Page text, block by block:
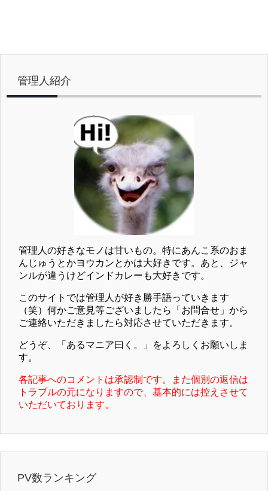
管理人紹介
管理人の好きなモノは甘いもの。特にあんこ系のおま
んじゅうとかヨウカンとかは大好きです。あと、ジャ
ンルが違うけどインドカレーも大好きです。
このサイトでは管理人が好き勝手語っていきます
（笑）何かご意見等ございましたら「お問合せ」から
ご連絡いただきましたら対応させていただきます。
どうぞ、「あるマニア曰く。」をよろしくお願いしま
す。
各記事へのコメントは承認制です。また個別の返信は
トラブルの元になりますので、基本的には控えさせて
いただいております。
PV数ランキング